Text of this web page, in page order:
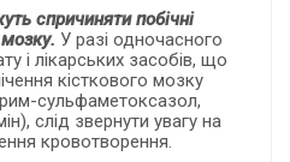
спричиняти побічні
У разі одночасного
і лікарських засобів, що
кісткового мозку
сульфаметоксазол,
слід звернути увагу на
кровотворення.